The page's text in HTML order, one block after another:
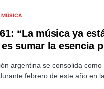
MÚSICA
“La música ya
sumar la esencia
argentina se consolida
febrero de este año en